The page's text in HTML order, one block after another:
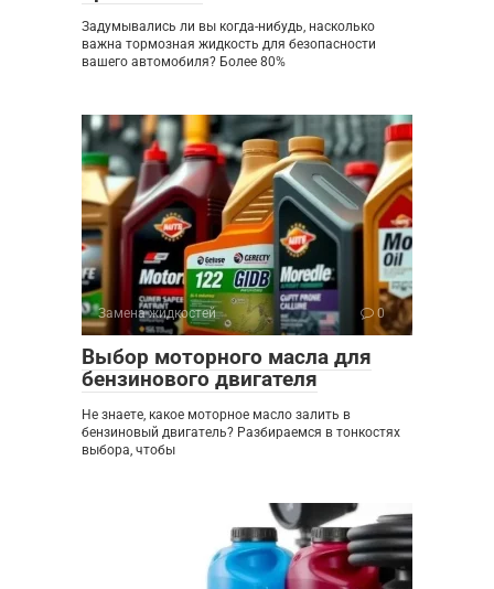
Задумывались ли вы когда-нибудь, насколько
важна тормозная жидкость для безопасности
вашего автомобиля? Более 80%
Замена жидкостей 0
Выбор моторного масла для
бензинового двигателя
Не знаете, какое моторное масло залить в
бензиновый двигатель? Разбираемся в тонкостях
выбора, чтобы